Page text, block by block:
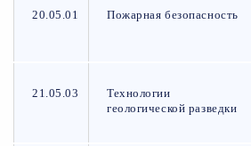
20.05.01 Пожарная безопасность
21.05.03
Технологии
геологической разведки